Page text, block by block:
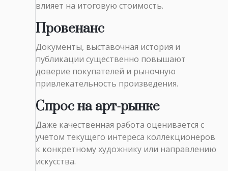
влияет на итоговую стоимость.
Провенанс
Документы, выставочная история и
публикации существенно повышают
доверие покупателей и рыночную
привлекательность произведения.
Спрос на арт-рынке
Даже качественная работа оценивается с
учетом текущего интереса коллекционеров
к конкретному художнику или направлению
искусства.